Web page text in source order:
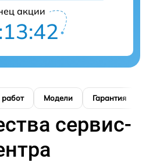
акции
Модели Гарантия
сервис-